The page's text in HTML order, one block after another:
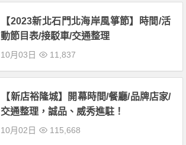
【2023新北石門北海岸風箏節】時間/活
動節目表/接駁車/交通整理
10月03日 11,837
【新店裕隆城】開幕時間/餐廳/品牌店家/
交通整理，誠品、威秀進駐！
10月02日 115,668